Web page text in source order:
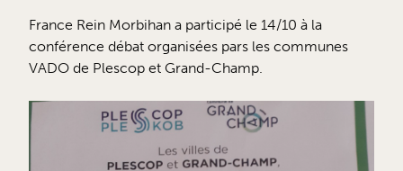
France Rein Morbihan a participé le 14/10 à la
conférence débat organisées pars les communes
VADO de Plescop et Grand-Champ.